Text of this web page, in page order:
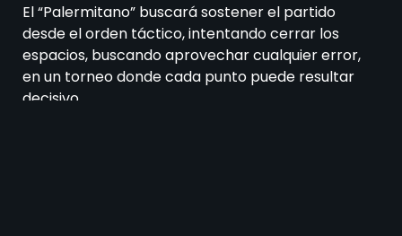
El “Palermitano” buscará sostener el partido
desde el orden táctico, intentando cerrar los
espacios, buscando aprovechar cualquier error,
en un torneo donde cada punto puede resultar
decisivo.